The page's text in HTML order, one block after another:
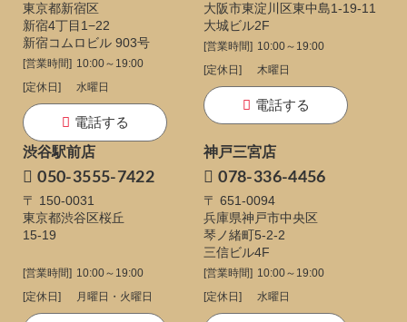
東京都新宿区
新宿4丁目1−22
新宿コムロビル 903号
[営業時間] 10:00～19:00
[定休日]
水曜日
電話する
大阪市東淀川区東中島1-19-11
大城ビル2F
[営業時間] 10:00～19:00
[定休日]
木曜日
電話する
渋谷駅前店
050-3555-7422
〒 150-0031
東京都渋谷区桜丘
15-19
[営業時間] 10:00～19:00
[定休日]
月曜日・火曜日
神戸三宮店
078-336-4456
〒 651-0094
兵庫県神戸市中央区
琴ノ緒町5-2-2
三信ビル4F
[営業時間] 10:00～19:00
[定休日]
水曜日